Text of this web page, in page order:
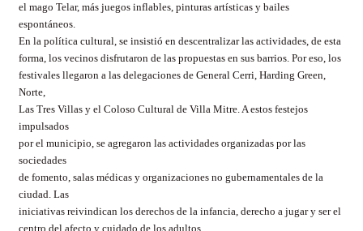
el mago Telar, más juegos inflables, pinturas artísticas y bailes
espontáneos.
En la política cultural, se insistió en descentralizar las actividades, de esta
forma, los vecinos disfrutaron de las propuestas en sus barrios. Por eso, los
festivales llegaron a las delegaciones de General Cerri, Harding Green,
Norte,
Las Tres Villas y el Coloso Cultural de Villa Mitre. A estos festejos
impulsados
por el municipio, se agregaron las actividades organizadas por las
sociedades
de fomento, salas médicas y organizaciones no gubernamentales de la
ciudad. Las
iniciativas reivindican los derechos de la infancia, derecho a jugar y ser el
centro del afecto y cuidado de los adultos.